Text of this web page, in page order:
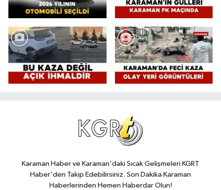
Karaman Haber ve Karaman'daki Sıcak Gelişmeleri KGRT
Haber'den Takip Edebilirsiniz. Son Dakika Karaman
Haberlerinden Hemen Haberdar Olun!